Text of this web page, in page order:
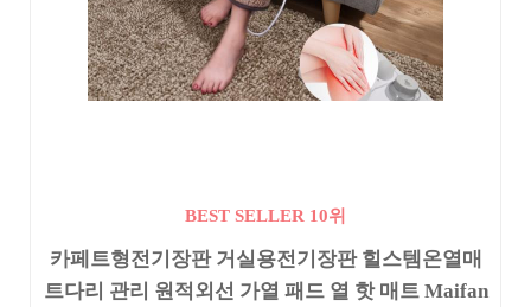
BEST SELLER 10위
카페트형전기장판 거실용전기장판 힐스템온열매
트다리 관리 원적외선 가열 패드 열 핫 매트 Maifan